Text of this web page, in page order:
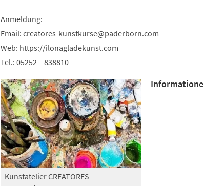
Anmeldung:
Email: creatores-kunstkurse paderborn com
Web: https://ilonagladekunst.com
Tel.: 05252 – 838810
Kunstatelier CREATORES